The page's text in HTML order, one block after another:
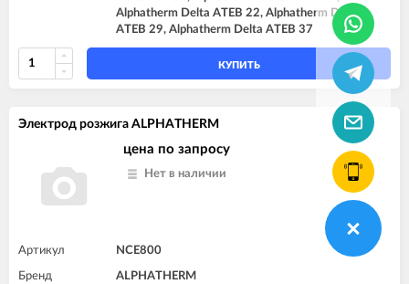
Alphatherm Delta ATEB 22, Alphatherm Delta
ATEB 29, Alphatherm Delta ATEB 37
КУПИТЬ
Электрод розжига ALPHATHERM
цена по запросу
Нет в наличии
Артикул NCE800
Бренд ALPHATHERM